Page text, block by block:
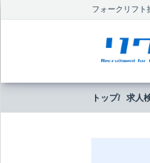
フォークリフト
トップ 求人